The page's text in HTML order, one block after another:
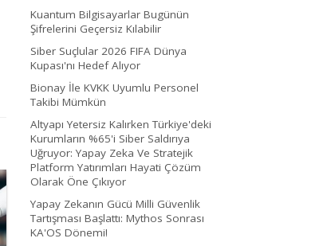
Kuantum Bilgisayarlar Bugünün
Şifrelerini Geçersiz Kılabilir
Siber Suçlular 2026 FIFA Dünya
Kupası'nı Hedef Alıyor
Bionay İle KVKK Uyumlu Personel
Takibi Mümkün
Altyapı Yetersiz Kalırken Türkiye'deki
Kurumların %65'i Siber Saldırıya
Uğruyor: Yapay Zeka Ve Stratejik
Platform Yatırımları Hayati Çözüm
Olarak Öne Çıkıyor
Yapay Zekanın Gücü Milli Güvenlik
Tartışması Başlattı: Mythos Sonrası
KA'OS Dönemi!